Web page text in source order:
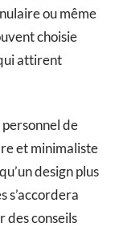
ou même
choisie
attirent
de
et minimaliste
design plus
s’accordera
des conseils